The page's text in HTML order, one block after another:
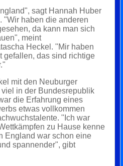
sagt Hannah Huber
"Wir haben die anderen
da kann man sich
meint
Heckel. "Mir haben
gefallen, das sind richtige
mit den Neuburger
in der Bundesrepublik
die Erfahrung eines
etwas vollkommen
"Ich war
zu Hause kenne
England war schon eine
spannender", gibt